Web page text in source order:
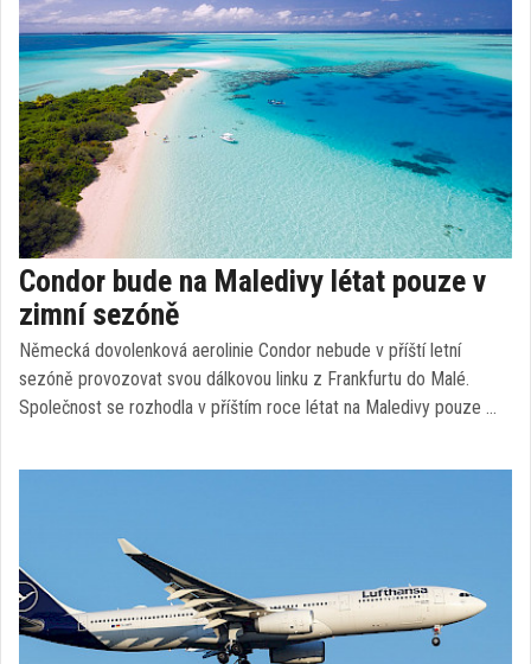
Condor bude na Maledivy létat pouze v
zimní sezóně
Německá dovolenková aerolinie Condor nebude v příští letní
sezóně provozovat svou dálkovou linku z Frankfurtu do Malé.
Společnost se rozhodla v příštím roce létat na Maledivy pouze …